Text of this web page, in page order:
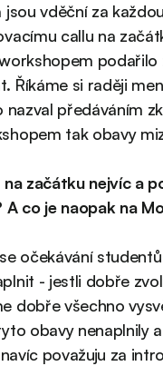
vděční za
callu na
Říkáme si raději
nazval předáváním
tak obavy
na začátku nejvíc a
co je naopak na
očekávání
- jestli dobře
dobře všechno
obavy nenaplnily
považuju za